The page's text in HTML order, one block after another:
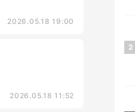
2026.05.18 19:00
2026.05.18 11:52
2